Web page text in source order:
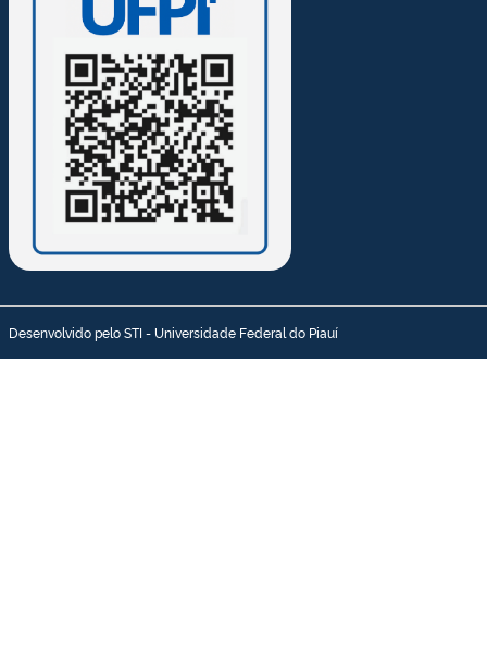
Desenvolvido pelo STI - Universidade Federal do Piauí